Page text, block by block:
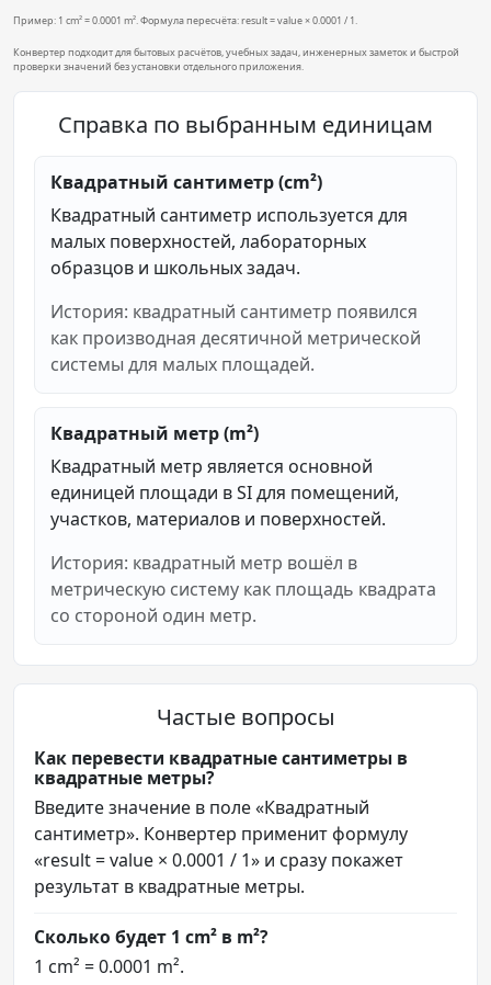
Пример: 1 cm² = 0.0001 m². Формула пересчёта: result = value × 0.0001 / 1.
Конвертер подходит для бытовых расчётов, учебных задач, инженерных заметок и быстрой
проверки значений без установки отдельного приложения.
Справка по выбранным единицам
Квадратный сантиметр (cm²)
Квадратный сантиметр используется для
малых поверхностей, лабораторных
образцов и школьных задач.
История: квадратный сантиметр появился
как производная десятичной метрической
системы для малых площадей.
Квадратный метр (m²)
Квадратный метр является основной
единицей площади в SI для помещений,
участков, материалов и поверхностей.
История: квадратный метр вошёл в
метрическую систему как площадь квадрата
со стороной один метр.
Частые вопросы
Как перевести квадратные сантиметры в
квадратные метры?
Введите значение в поле «Квадратный
сантиметр». Конвертер применит формулу
«result = value × 0.0001 / 1» и сразу покажет
результат в квадратные метры.
Сколько будет 1 cm² в m²?
1 cm² = 0.0001 m².